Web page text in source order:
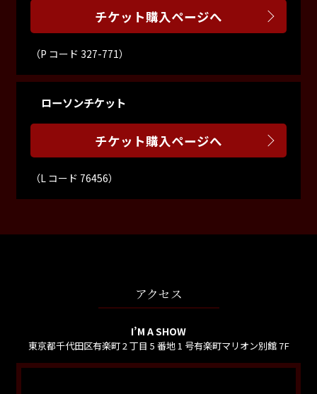
チケット購入ページへ
（P コード 327-771）
ローソンチケット
チケット購入ページへ
（L コード 76456）
アクセス
I’M A SHOW
東京都千代田区有楽町 2 丁目 5 番地 1 号有楽町マリオン別館 7F